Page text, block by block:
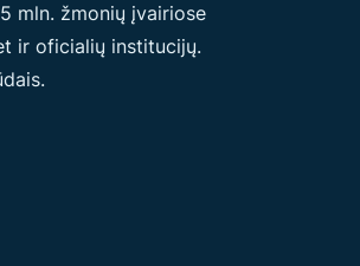
mln. žmonių įvairiose
ir oficialių institucijų.